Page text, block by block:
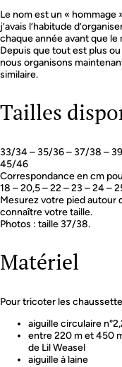
Le nom est un « hommage
j’avais l’habitude
chaque année avant que
Depuis que tout est plus
nous organisons
similaire.
Tailles
33/34 – 35/36 – 37/38 –
45/46
Correspondance en cm
18 – 20,5 – 22 – 23 – 24 –
Mesurez votre pied autour
connaître votre taille.
Photos : taille 37/38.
Matériel
Pour tricoter les
aiguille circulaire
entre 220 m et 450
de Lil Weasel
aiguille à laine